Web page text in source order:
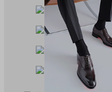
Русский
EUR
(€)
简体中文
EUR
(€)
EUR
EUR
(€)